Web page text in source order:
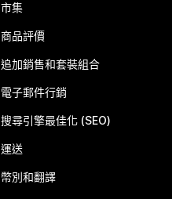
市集
商品評價
追加銷售和套裝組合
電子郵件行銷
搜尋引擎最佳化 (SEO)
運送
幣別和翻譯